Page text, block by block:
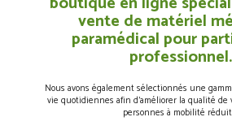
vente de matériel
paramédical pour
professionnel.
Nous avons également sélectionnés une
vie quotidiennes afin d’améliorer la qualité
personnes à mobilité